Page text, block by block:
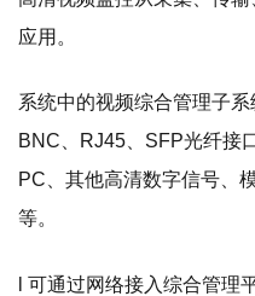
应用。
系统中的视频综合管理子系
BNC、RJ45、SFP光纤接
PC、其他高清数字信号、
等。
l 可通过网络接入综合管理